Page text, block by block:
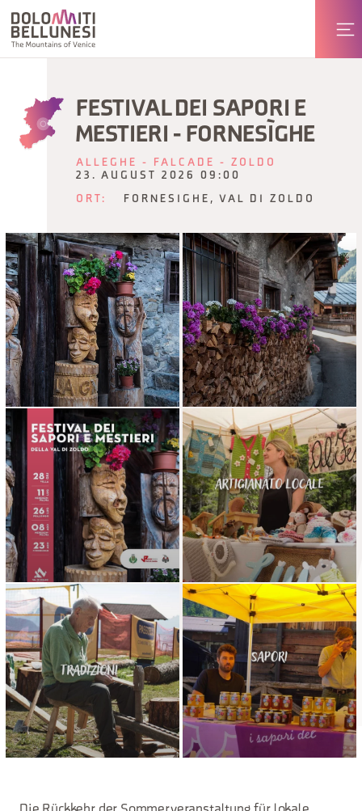
FESTIVAL DEI SAPORI E
MESTIERI - FORNESÌGHE
ALLEGHE - FALCADE - ZOLDO
23. AUGUST 2026 09:00
ORT: FORNESIGHE, VAL DI ZOLDO